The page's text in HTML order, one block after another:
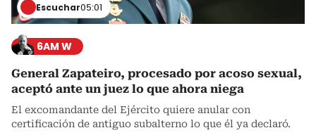
Escuchar05:01
6AM W
General Zapateiro, procesado por acoso sexual,
aceptó ante un juez lo que ahora niega
El excomandante del Ejército quiere anular con
certificación de antiguo subalterno lo que él ya declaró.